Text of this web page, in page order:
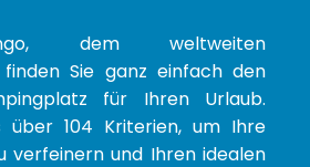
dem weltweiten
finden Sie ganz einfach den
für Ihren Urlaub.
über 104 Kriterien, um Ihre
verfeinern und Ihren idealen